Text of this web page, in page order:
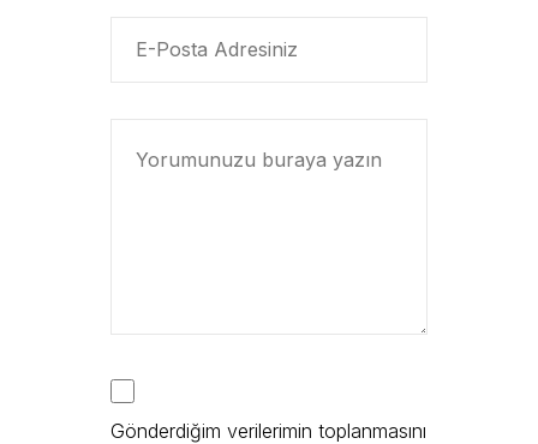
Gönderdiğim verilerimin toplanmasını